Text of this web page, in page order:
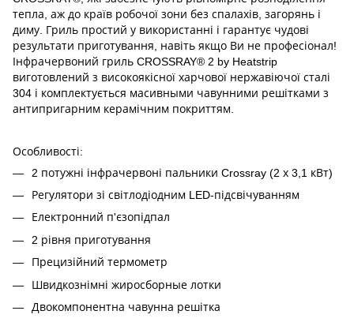
тепла, аж до країв робочої зони без спалахів, загорянь і
диму. Гриль простий у використанні і гарантує чудові
результати приготування, навіть якщо Ви не професіонал!
Інфрачервоний гриль CROSSRAY® 2 by Heatstrip
виготовлений з високоякісної харчової нержавіючої сталі
304 і комплектується масивными чавунними решітками з
антипригарним керамічним покриттям.
Особливості:
2 потужні інфрачервоні пальники Crossray (2 х 3,1 кВт)
Регулятори зі світлодіодним LED-підсвічуванням
Електронний п'єзопідпал
2 рівня приготування
Прецизійний термометр
Швидкознімні жиросборные лотки
Двокомпонентна чавунна решітка